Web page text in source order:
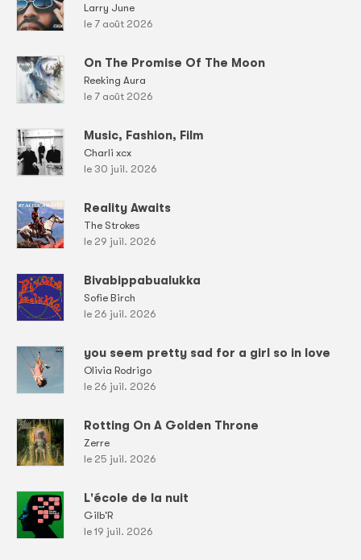
Larry June
le 7 août 2026
On The Promise Of The Moon
Reeking Aura
le 7 août 2026
Music, Fashion, Film
Charli xcx
le 30 juil. 2026
Reality Awaits
The Strokes
le 29 juil. 2026
Bivabippabualukka
Sofie Birch
le 26 juil. 2026
you seem pretty sad for a girl so in love
Olivia Rodrigo
le 26 juil. 2026
Rotting On A Golden Throne
Zerre
le 25 juil. 2026
L'école de la nuit
Gilb'R
le 19 juil. 2026